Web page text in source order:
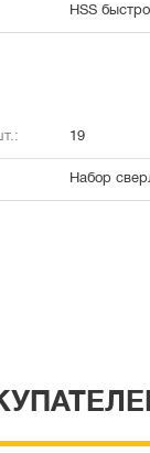
HSS
19
Набор